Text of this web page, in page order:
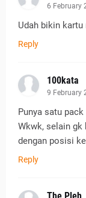
6 February
Udah bikin kartu
Reply
100kata
9 February
Punya satu
Wkwk, selain gk
dengan posisi
Reply